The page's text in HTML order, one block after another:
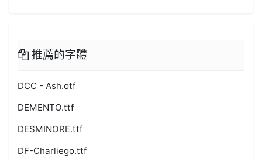
推薦的字體
DCC - Ash.otf
DEMENTO.ttf
DESMINORE.ttf
DF-Charliego.ttf